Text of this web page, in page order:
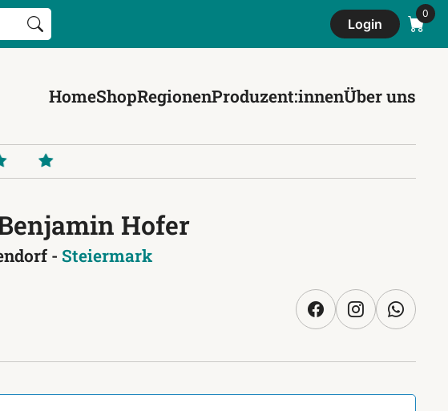
Search Button
Login
HomeShopRegionenProduzent:innenÜber uns
Hofer
- Steiermark